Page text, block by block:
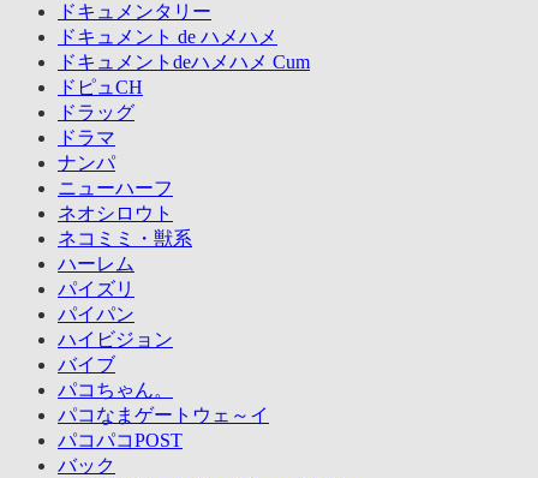
ドキュメンタリー
ドキュメント de ハメハメ
ドキュメントdeハメハメ Cum
ドピュCH
ドラッグ
ドラマ
ナンパ
ニューハーフ
ネオシロウト
ネコミミ・獣系
ハーレム
パイズリ
パイパン
ハイビジョン
バイブ
パコちゃん。
パコなまゲートウェ～イ
パコパコPOST
バック